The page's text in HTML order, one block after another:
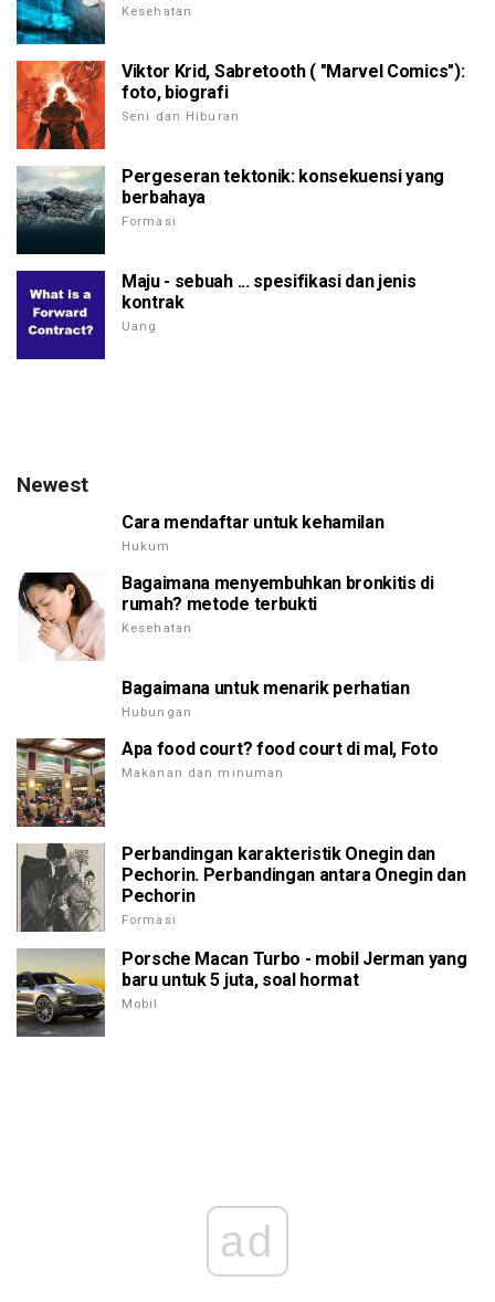
Kesehatan
Viktor Krid, Sabretooth ( "Marvel Comics"):
foto, biografi
Seni dan Hiburan
Pergeseran tektonik: konsekuensi yang
berbahaya
Formasi
Maju - sebuah ... spesifikasi dan jenis
kontrak
Uang
Newest
Cara mendaftar untuk kehamilan
Hukum
Bagaimana menyembuhkan bronkitis di
rumah? metode terbukti
Kesehatan
Bagaimana untuk menarik perhatian
Hubungan
Apa food court? food court di mal, Foto
Makanan dan minuman
Perbandingan karakteristik Onegin dan
Pechorin. Perbandingan antara Onegin dan
Pechorin
Formasi
Porsche Macan Turbo - mobil Jerman yang
baru untuk 5 juta, soal hormat
Mobil
ad